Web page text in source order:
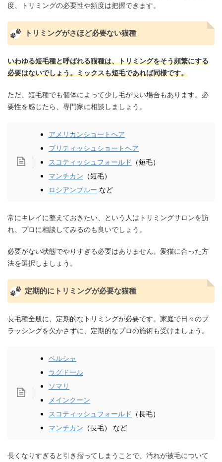
度、トリミングの必要性や頻度は把握できます。
トリミングがさほど必要ない猫種
いわゆる短毛種と呼ばれる猫種は、トリミングをそう頻繁にする
必要はないでしょう。ミックスも短毛であれば同様です。
ただ、短毛種でも個体によって少し毛が長い場合もあります。必
要性を感じたら、専門家に相談しましょう。
アメリカンショートヘア
ブリティッシュショートヘア
スコティッシュフォールド
（短毛）
マンチカン （短毛）
ロシアンブルー など
常にキレイに整えておきたい、という人はトリミングサロンを訪
れ、プロに相談してみるのも良いでしょう。
必要がない状態でやりすぎる必要はありません。愛猫に合った方
法を選択しましょう。
定期的にトリミングが必要な猫種
長毛種全般に、定期的なトリミングが必要です。家庭で日々のブ
ラッシングを欠かさずに、定期的なプロの施術も受けましょう。
ペルシャ
ラグドール
ソマリ
メインクーン
スコティッシュフォールド
（長毛）
マンチカン （長毛） など
長くなりすぎると引き摺ってしまうことで、汚れが被毛について